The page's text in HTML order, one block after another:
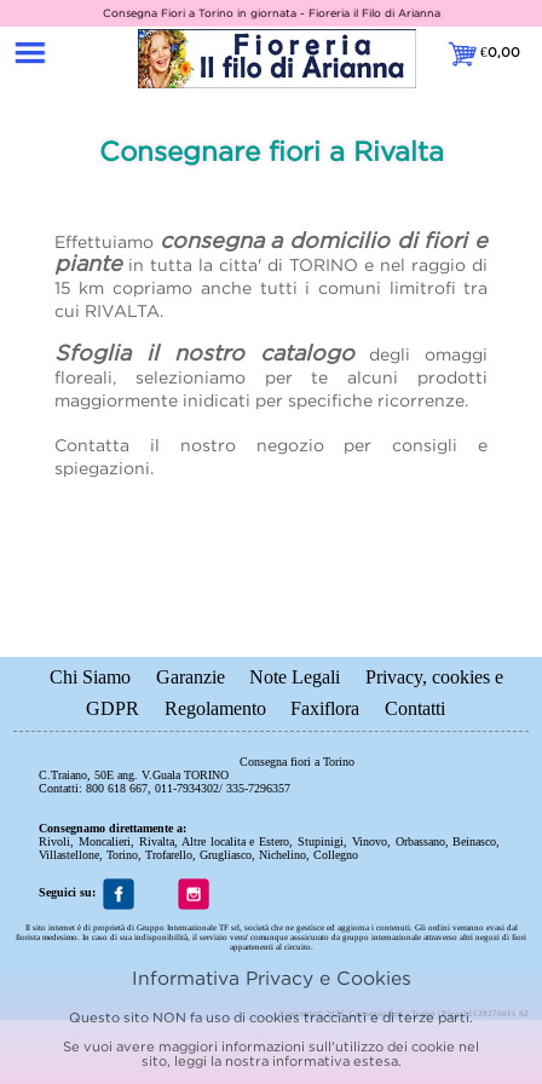
Consegna Fiori a Torino in giornata - Fioreria il Filo di Arianna
€0,00
€0,00
Consegnare fiori a Rivalta
Effettuiamo consegna a domicilio di fiori e
piantein tutta la citta' di TORINO e nel raggio di
15 km copriamo anche tutti i comuni limitrofi tra
cui RIVALTA.
Sfoglia il nostro catalogodegli omaggi
floreali, selezioniamo per te alcuni prodotti
maggiormente inidicati per specifiche ricorrenze.
Contatta il nostro negozio per consigli e
spiegazioni.
Chi Siamo Garanzie Note Legali
Privacy, cookies e
GDPR
Regolamento Faxiflora Contatti
Consegna fiori a Torino
C.Traiano, 50E ang. V.Guala TORINO
Contatti: 800 618 667, 011-7934302/ 335-7296357
Consegnamo direttamente a:
Rivoli
,Moncalieri ,Rivalta Altre localita e Estero Stupinigi Vinovo, Orbassano,Beinasco
Villastellone ,Torino ,Trofarello ,Grugliasco ,Nichelino ,Collegno
Seguici su:
Il sito internet è di proprietà di Gruppo Internazionale TF srl, società che ne gestisce ed aggiorna i contenuti. Gli ordini verranno evasi dal
fiorista medesimo. In caso di sua indisponibilità, il servizio verra' comunque asssicurato da gruppo internazionale attraverso altri negozi di fiori
appartenenti al circuito.
Copyright© 2026 Consegna fiori a Torino | P.iva: 11128270011 S2
Informativa Privacy e Cookies
Questo sito NON fa uso di cookies traccianti e di terze parti.
Se vuoi avere maggiori informazioni sull'utilizzo dei cookie nel
sito, leggi la nostra informativa estesa.